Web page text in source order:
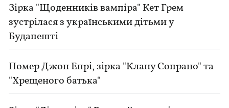
Зірка "Щоденників вампіра" Кет Грем
зустрілася з українськими дітьми у
Будапешті
Помер Джон Епрі, зірка "Клану Сопрано" та
"Хрещеного батька"